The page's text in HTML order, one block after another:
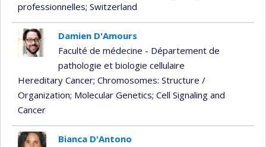
professionnelles; Switzerland
Damien D'Amours
Faculté de médecine - Département de
pathologie et biologie cellulaire
Hereditary Cancer; Chromosomes: Structure /
Organization; Molecular Genetics; Cell Signaling and
Cancer
Bianca D'Antono